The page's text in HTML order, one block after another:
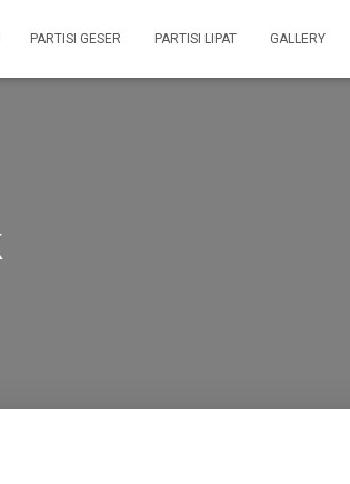
PARTISI GESER PARTISI LIPAT GALLERY